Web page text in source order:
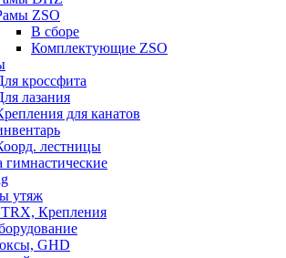
ZSO
В сборе
Комплектующие ZSO
кроссфита
лазания
для канатов
лестницы
гимнастические
утяж
Крепления
GHD